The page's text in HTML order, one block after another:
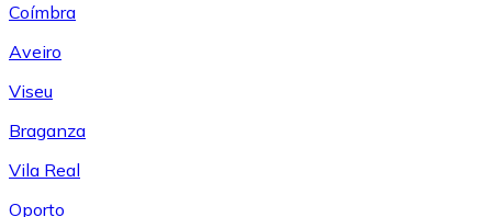
Coímbra
Aveiro
Viseu
Braganza
Vila Real
Oporto